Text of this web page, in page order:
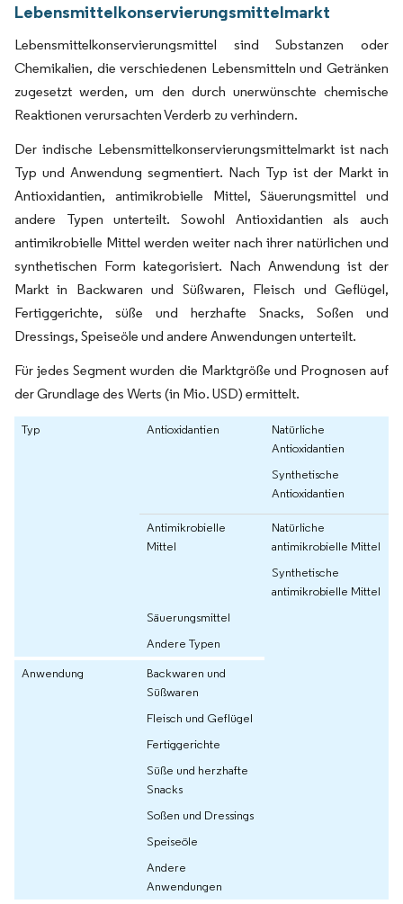
Lebensmittelkonservierungsmittelmarkt
Lebensmittelkonservierungsmittel sind Substanzen oder
Chemikalien, die verschiedenen Lebensmitteln und Getränken
zugesetzt werden, um den durch unerwünschte chemische
Reaktionen verursachten Verderb zu verhindern.
Der indische Lebensmittelkonservierungsmittelmarkt ist nach
Typ und Anwendung segmentiert. Nach Typ ist der Markt in
Antioxidantien, antimikrobielle Mittel, Säuerungsmittel und
andere Typen unterteilt. Sowohl Antioxidantien als auch
antimikrobielle Mittel werden weiter nach ihrer natürlichen und
synthetischen Form kategorisiert. Nach Anwendung ist der
Markt in Backwaren und Süßwaren, Fleisch und Geflügel,
Fertiggerichte, süße und herzhafte Snacks, Soßen und
Dressings, Speiseöle und andere Anwendungen unterteilt.
Für jedes Segment wurden die Marktgröße und Prognosen auf
der Grundlage des Werts (in Mio. USD) ermittelt.
Typ Antioxidantien
Natürliche
Antioxidantien
Synthetische
Antioxidantien
Antimikrobielle
Mittel
Natürliche
antimikrobielle Mittel
Synthetische
antimikrobielle Mittel
Säuerungsmittel
Andere Typen
Anwendung
Backwaren und
Süßwaren
Fleisch und Geflügel
Fertiggerichte
Süße und herzhafte
Snacks
Soßen und Dressings
Speiseöle
Andere
Anwendungen